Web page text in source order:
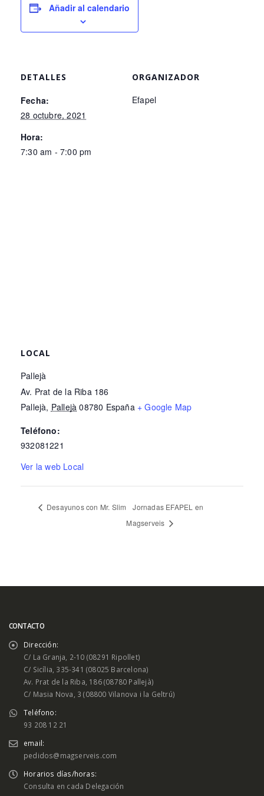
Añadir al calendario
DETALLES
Fecha:
28 octubre, 2021
Hora:
7:30 am - 7:00 pm
ORGANIZADOR
Efapel
LOCAL
Pallejà
Av. Prat de la Riba 186
Pallejà, Pallejà 08780 España + Google Map
Teléfono:
932081221
Ver la web Local
Desayunos con Mr. Slim
Jornadas EFAPEL en
Magserveis
CONTACTO
Dirección:
C/ La Granja, 2-10 (08291 Ripollet)
C/ Sicília, 335-341 (08025 Barcelona)
Av. Prat de la Riba, 186 (08780 Pallejà)
C/ Masia Nova, 3 (08800 Vilanova i la Geltrú)
Teléfono:
93 208 12 21
email:
pedidos@magserveis.com
Horarios días/horas:
Consulta en cada Delegación